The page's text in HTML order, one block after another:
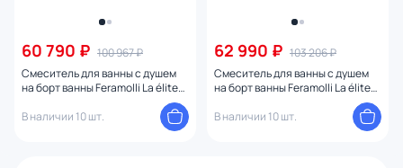
60 790 ₽ 100 967 ₽
Смеситель для ванны с душем
на борт ванны Feramolli La élite
В наличии 10 шт.
62 990 ₽ 103 206 ₽
Смеситель для ванны с душем
на борт ванны Feramolli La élite
В наличии 10 шт.